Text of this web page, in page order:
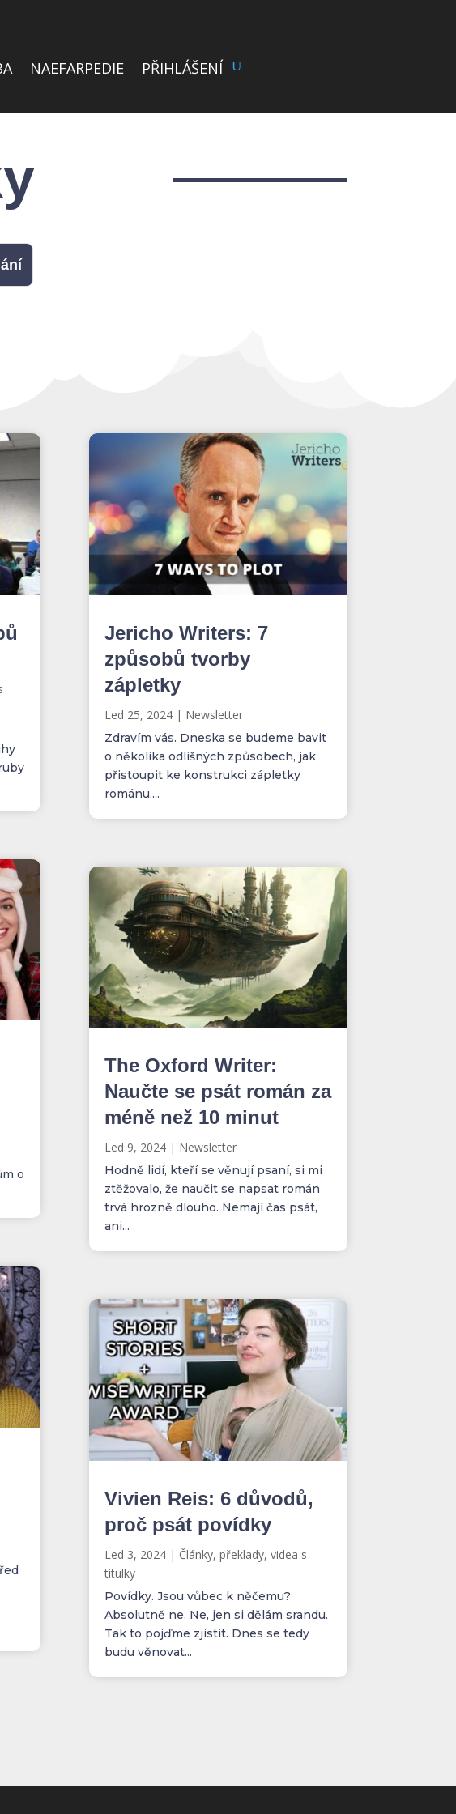
NAEFARPEDIE PŘIHLÁŠENÍ
o
Jericho Writers: 7
způsobů tvorby
zápletky
Led 25, 2024| Newsletter
Zdravím vás. Dneska se budeme bavit
o několika odlišných způsobech, jak
přistoupit ke konstrukci zápletky
románu....
The Oxford Writer:
Naučte se psát román za
méně než 10 minut
Led 9, 2024| Newsletter
Hodně lidí, kteří se věnují psaní, si mi
ztěžovalo, že naučit se napsat román
trvá hrozně dlouho. Nemají čas psát,
ani...
Vivien Reis: 6 důvodů,
proč psát povídky
Led 3, 2024| Články, překlady, videa s
titulky
Povídky. Jsou vůbec k něčemu?
Absolutně ne. Ne, jen si dělám srandu.
Tak to pojďme zjistit. Dnes se tedy
budu věnovat...